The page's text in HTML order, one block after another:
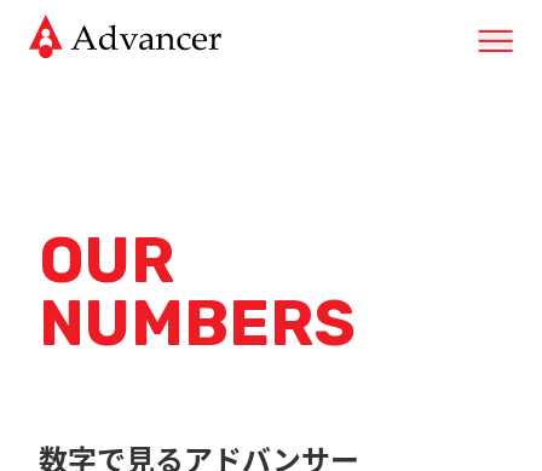
OUR
NUMBERS
数字で見るアドバンサー